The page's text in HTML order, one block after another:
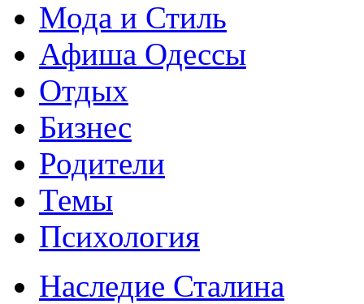
Мода и Стиль
Афиша Одессы
Отдых
Бизнес
Родители
Темы
Психология
Наследие Сталина